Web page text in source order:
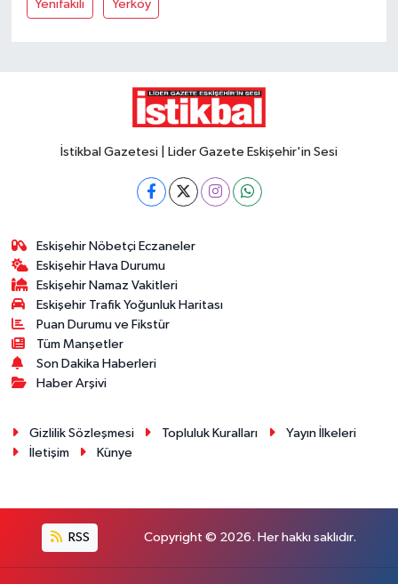
Yenifakili Yerköy
İstikbal Gazetesi | Lider Gazete Eskişehir'in Sesi
Eskişehir Nöbetçi Eczaneler
Eskişehir Hava Durumu
Eskişehir Namaz Vakitleri
Eskişehir Trafik Yoğunluk Haritası
Puan Durumu ve Fikstür
Tüm Manşetler
Son Dakika Haberleri
Haber Arşivi
Gizlilik Sözleşmesi Topluluk Kuralları
Yayın İlkeleri
İletişim
Künye
RSS Copyright © 2026. Her hakkı saklıdır.